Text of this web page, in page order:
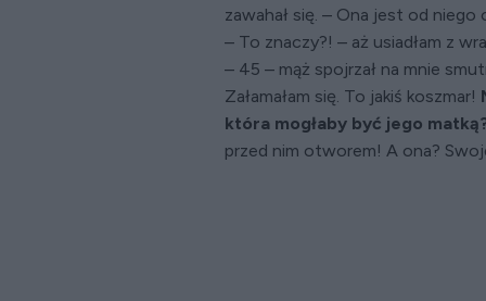
zawahał się. – Ona jest od
– To znaczy?! – aż usiadłam z
– 45 – mąż spojrzał na mnie
Załamałam się. To jakiś koszmar!
która mogłaby być jego
przed nim otworem! A ona?